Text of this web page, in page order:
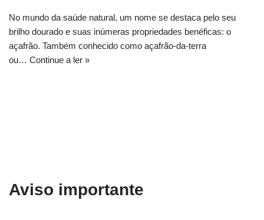
No mundo da saúde natural, um nome se destaca pelo seu
brilho dourado e suas inúmeras propriedades benéficas: o
açafrão. Também conhecido como açafrão-da-terra
ou… Continue a ler »
Aviso importante